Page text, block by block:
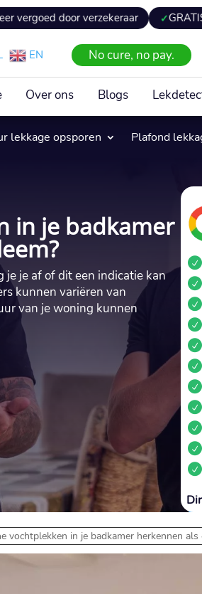
verzekeraar GRATIS offerte
EN No cure, no pay.
Over ons Blogs
lekkage opsporen Plafond
in je badkamer
je je af of dit een indicatie kan
kunnen variëren van
van je woning kunnen
vochtplekken in je badkamer herkennen